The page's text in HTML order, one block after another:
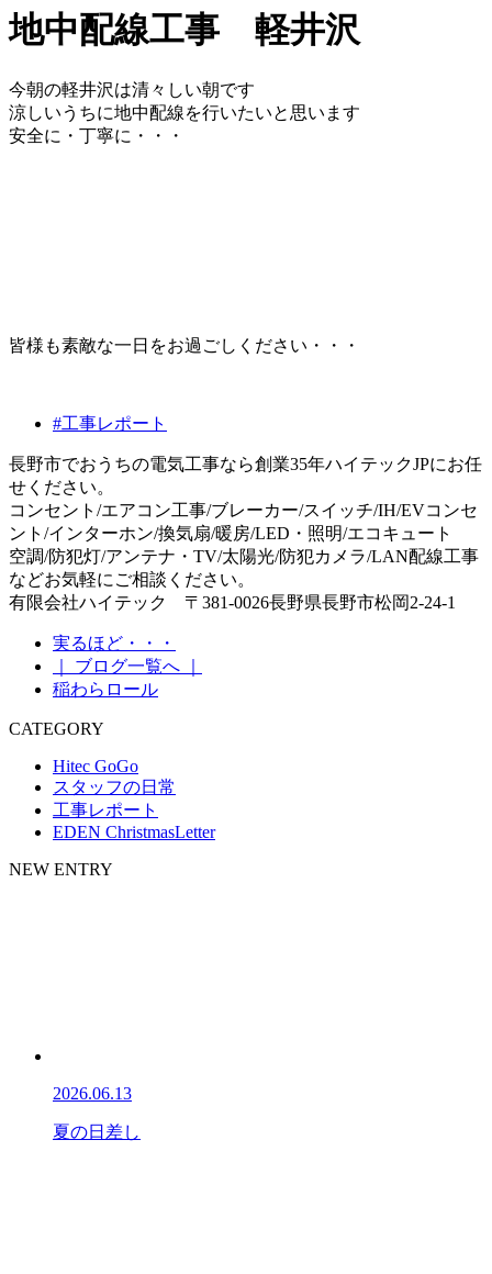
地中配線工事 軽井沢
今朝の軽井沢は清々しい朝です
涼しいうちに地中配線を行いたいと思います
安全に・丁寧に・・・
皆様も素敵な一日をお過ごしください・・・
#工事レポート
長野市でおうちの電気工事なら創業35年ハイテックJPにお任
せください。
コンセント/エアコン工事/ブレーカー/スイッチ/IH/EVコンセ
ント/インターホン/換気扇/暖房/LED・照明/エコキュート
空調/防犯灯/アンテナ・TV/太陽光/防犯カメラ/LAN配線工事
などお気軽にご相談ください。
有限会社ハイテック 〒381-0026長野県長野市松岡2-24-1
実るほど・・・
｜ ブログ一覧へ ｜
稲わらロール
CATEGORY
Hitec GoGo
スタッフの日常
工事レポート
EDEN ChristmasLetter
NEW ENTRY
2026.06.13
夏の日差し